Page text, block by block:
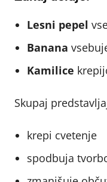
Lesni pepel
Banana
Kamilice
Skupaj
krepi cvetenje
spodbuja